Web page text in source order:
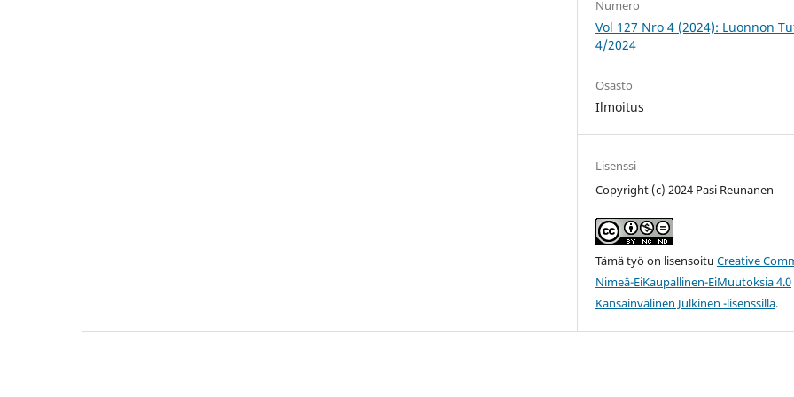
Numero
Vol 127 Nro 4 (2024): Luonnon
4/2024
Osasto
Ilmoitus
Lisenssi
Copyright (c) 2024 Pasi Reunanen
Tämä työ on lisensoituCreative
Nimeä-EiKaupallinen-EiMuutoksia 4.0
Kansainvälinen Julkinen -lisenssillä.